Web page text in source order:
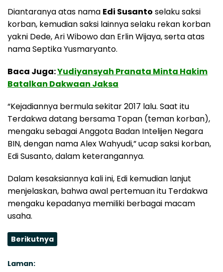
Diantaranya atas nama Edi Susanto selaku saksi
korban, kemudian saksi lainnya selaku rekan korban
yakni Dede, Ari Wibowo dan Erlin Wijaya, serta atas
nama Septika Yusmaryanto.
Baca Juga:Yudiyansyah Pranata Minta Hakim
Batalkan Dakwaan Jaksa
“Kejadiannya bermula sekitar 2017 lalu. Saat itu
Terdakwa datang bersama Topan (teman korban),
mengaku sebagai Anggota Badan Intelijen Negara
BIN, dengan nama Alex Wahyudi,” ucap saksi korban,
Edi Susanto, dalam keterangannya.
Dalam kesaksiannya kali ini, Edi kemudian lanjut
menjelaskan, bahwa awal pertemuan itu Terdakwa
mengaku kepadanya memiliki berbagai macam
usaha.
Berikutnya
Laman: